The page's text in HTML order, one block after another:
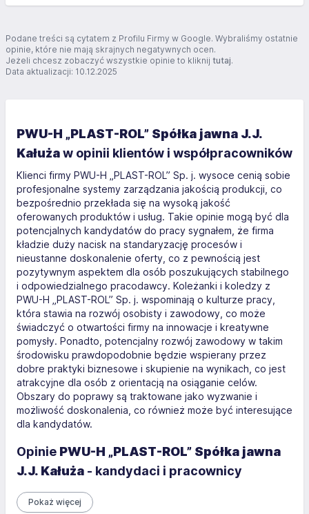
pracownicy.
Podane treści są cytatem z Profilu Firmy w Google. Wybraliśmy ostatnie
opinie, które nie mają skrajnych negatywnych ocen.
Jeżeli chcesz zobaczyć wszystkie opinie to kliknij tutaj.
Data aktualizacji: 10.12.2025
PWU-H „PLAST-ROL” Spółka jawna J.J.
Kałużaw opinii klientów i współpracowników
Klienci firmy PWU-H „PLAST-ROL” Sp. j. wysoce cenią sobie
profesjonalne systemy zarządzania jakością produkcji, co
bezpośrednio przekłada się na wysoką jakość
oferowanych produktów i usług. Takie opinie mogą być dla
potencjalnych kandydatów do pracy sygnałem, że firma
kładzie duży nacisk na standaryzację procesów i
nieustanne doskonalenie oferty, co z pewnością jest
pozytywnym aspektem dla osób poszukujących stabilnego
i odpowiedzialnego pracodawcy. Koleżanki i koledzy z
PWU-H „PLAST-ROL” Sp. j. wspominają o kulturze pracy,
która stawia na rozwój osobisty i zawodowy, co może
świadczyć o otwartości firmy na innowacje i kreatywne
pomysły. Ponadto, potencjalny rozwój zawodowy w takim
środowisku prawdopodobnie będzie wspierany przez
dobre praktyki biznesowe i skupienie na wynikach, co jest
atrakcyjne dla osób z orientacją na osiąganie celów.
Obszary do poprawy są traktowane jako wyzwanie i
możliwość doskonalenia, co również może być interesujące
dla kandydatów.
Opinie PWU-H „PLAST-ROL” Spółka jawna
J.J. Kałuża - kandydaci i pracownicy
Pokaż więcej